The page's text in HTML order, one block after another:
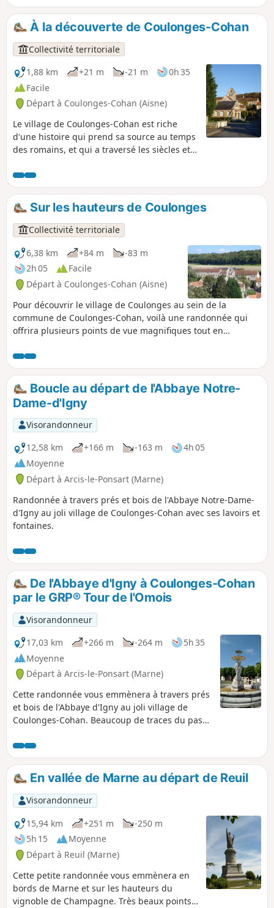
À la découverte de Coulonges-Cohan
Collectivité territoriale
1,88 km
+21 m -21 m
0h 35
Facile
Départ à Coulonges-Cohan (Aisne)
Le village de Coulonges-Cohan est riche
d'une histoire qui prend sa source au temps
des romains, et qui a traversé les siècles et
les Jacqueries au XIVe siècle ou la Grande
Guerre. Cette petite promenade agrémentée
de panneaux d'informations vous fera
découvrir le village et son histoire.
Sur les hauteurs de Coulonges
Collectivité territoriale
6,38 km
+84 m
-83 m
2h 05
Facile
Départ à Coulonges-Cohan (Aisne)
Pour découvrir le village de Coulonges au sein de la
commune de Coulonges-Cohan, voilà une randonnée qui
offrira plusieurs points de vue magnifiques tout en
travers champs.
Boucle au départ de l'Abbaye Notre-
Dame-d'Igny
Visorandonneur
12,58 km
+166 m -163 m
4h 05
Moyenne
Départ à Arcis-le-Ponsart (Marne)
Randonnée à travers prés et bois de l'Abbaye Notre-Dame-
d'Igny au joli village de Coulonges-Cohan avec ses lavoirs et
fontaines.
De l'Abbaye d'Igny à Coulonges-Cohan
par le GRP® Tour de l'Omois
Visorandonneur
17,03 km
+266 m -264 m
5h 35
Moyenne
Départ à Arcis-le-Ponsart (Marne)
Cette randonnée vous emmènera à travers prés
et bois de l'Abbaye d'Igny au joli village de
Coulonges-Cohan. Beaucoup de traces du passé
dans les bois.
En vallée de Marne au départ de Reuil
Visorandonneur
15,94 km
+251 m
-250 m
5h 15
Moyenne
Départ à Reuil (Marne)
Cette petite randonnée vous emmènera en
bords de Marne et sur les hauteurs du
vignoble de Champagne. Très beaux points